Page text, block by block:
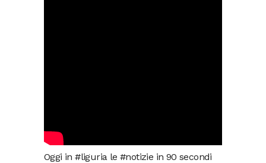
Oggi in #liguria le #notizie in 90 secondi